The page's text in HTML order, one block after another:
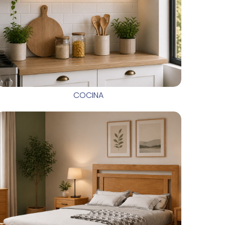
COCINA